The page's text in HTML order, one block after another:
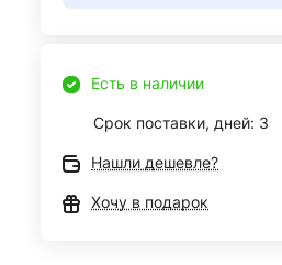
Есть в наличии
Срок поставки, дней: 3
Нашли дешевле?
Хочу в подарок